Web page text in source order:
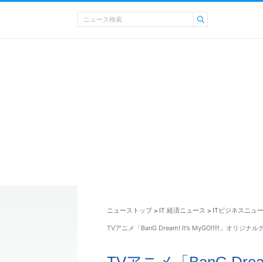
ニューストップ > IT 経済ニュース > ITビジネスニュ
TVアニメ「BanG Dream! It’s MyGO!!!!!」オリジナル